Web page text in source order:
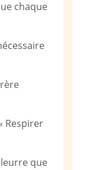
chaque
Respirer
que